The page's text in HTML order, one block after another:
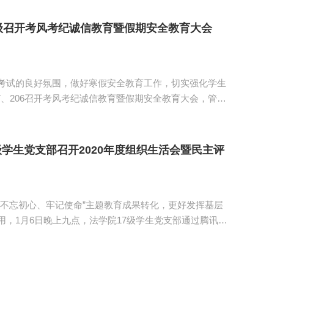
等重点区域要做好用电安全、...
开考风考纪诚信教育暨假期安全教育大会
的良好氛围，做好寒假安全教育工作，切实强化学生
206召开考风考纪诚信教育暨假期安全教育大会，管理
一步端正考试态...
生党支部召开2020年度组织生活会暨民主评
忘初心、牢记使命”主题教育成果转化，更好发挥基层
1月6日晚上九点，法学院17级学生党支部通过腾讯线
“不忘初心、牢记...